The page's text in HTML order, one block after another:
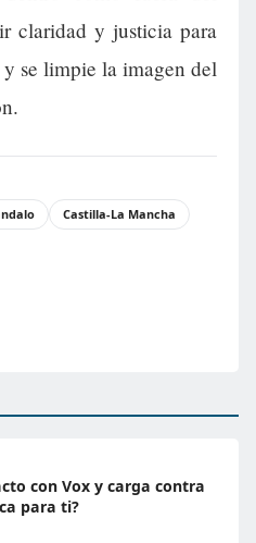
claridad y justicia para
se limpie la imagen del
Castilla-La Mancha
con Vox y carga contra
para ti?